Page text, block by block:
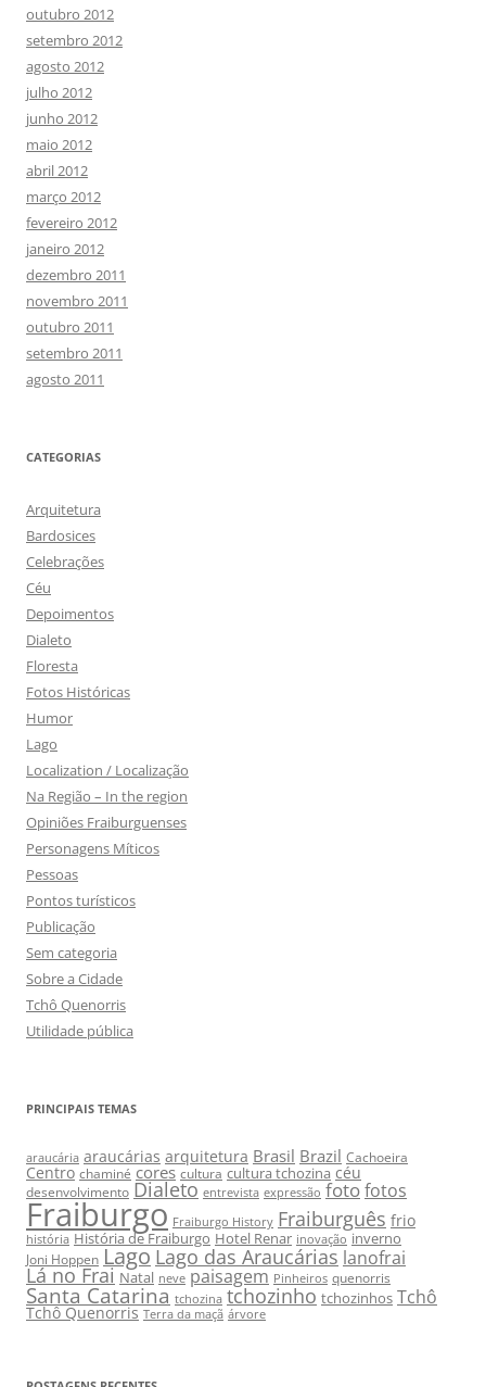
outubro 2012
setembro 2012
agosto 2012
julho 2012
junho 2012
maio 2012
abril 2012
março 2012
fevereiro 2012
janeiro 2012
dezembro 2011
novembro 2011
outubro 2011
setembro 2011
agosto 2011
CATEGORIAS
Arquitetura
Bardosices
Celebrações
Céu
Depoimentos
Dialeto
Floresta
Fotos Históricas
Humor
Lago
Localization / Localização
Na Região – In the region
Opiniões Fraiburguenses
Personagens Míticos
Pessoas
Pontos turísticos
Publicação
Sem categoria
Sobre a Cidade
Tchô Quenorris
Utilidade pública
PRINCIPAIS TEMAS
araucária araucárias arquitetura Brasil Brazil Cachoeira
Centro chaminé cores cultura cultura tchozina céu
desenvolvimento Dialeto entrevista expressão fotofotos
Fraiburgo Fraiburgo History Fraiburguês frio
história História de Fraiburgo Hotel Renar inovação inverno
Joni Hoppen Lago Lago das Araucárias lanofrai
Lá no Frai Natal neve paisagem Pinheiros quenorris
Santa Catarina tchozina tchozinho tchozinhos Tchô
Tchô Quenorris Terra da maçã árvore